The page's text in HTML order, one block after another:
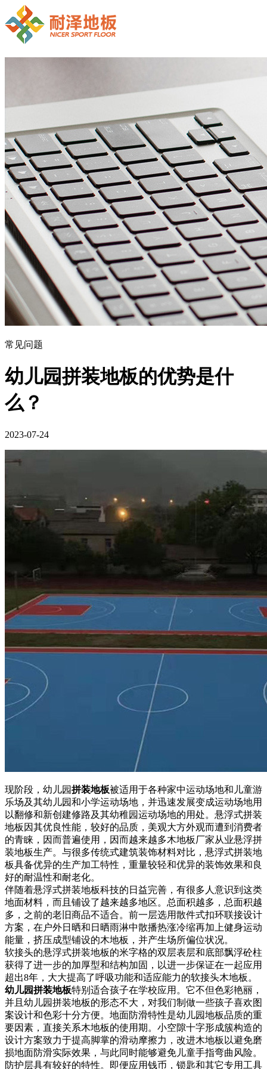
常见问题
幼儿园拼装地板的优势是什
么？
2023-07-24
现阶段，幼儿园拼装地板被适用于各种家中运动场地和儿童游
乐场及其幼儿园和小学运动场地，并迅速发展变成运动场地用
以翻修和新创建修路及其幼稚园运动场地的用处。悬浮式拼装
地板因其优良性能，较好的品质，美观大方外观而遭到消费者
的青睐，因而普遍使用，因而越来越多木地板厂家从业悬浮拼
装地板生产。与很多传统式建筑装饰材料对比，悬浮式拼装地
板具备优异的生产加工特性，重量较轻和优异的装饰效果和良
好的耐温性和耐老化。
伴随着悬浮式拼装地板科技的日益完善，有很多人意识到这类
地面材料，而且铺设了越来越多地区。总面积越多，总面积越
多，之前的老旧商品不适合。前一层选用散件式扣环联接设计
方案，在户外日晒和日晒雨淋中散播热涨冷缩再加上健身运动
能量，挤压成型铺设的木地板，并产生场所偏位状况。
软接头的悬浮式拼装地板的米字格的双层表层和底部飘浮砼柱
获得了进一步的加厚型和结构加固，以进一步保证在一起应用
超出8年，大大提高了呼吸功能和适应能力的软接头木地板。
幼儿园拼装地板特别适合孩子在学校应用。它不但色彩艳丽，
并且幼儿园拼装地板的形态不大，对我们制做一些孩子喜欢图
案设计和色彩十分方便。地面防滑特性是幼儿园地板品质的重
要因素，直接关系木地板的使用期。小空隙十字形成簇构造的
设计方案致力于提高脚掌的滑动摩擦力，改进木地板以避免磨
损地面防滑实际效果，与此同时能够避免儿童手指弯曲风险。
防护层具有较好的特性。即便应用钱币，锁匙和其它专用工具